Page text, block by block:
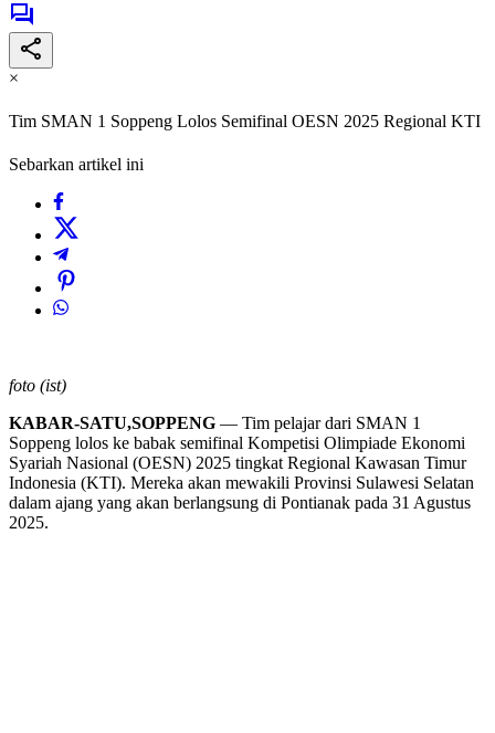
×
Tim SMAN 1 Soppeng Lolos Semifinal OESN 2025 Regional KTI
Sebarkan artikel ini
foto (ist)
KABAR-SATU,SOPPENG — Tim pelajar dari SMAN 1
Soppeng lolos ke babak semifinal Kompetisi Olimpiade Ekonomi
Syariah Nasional (OESN) 2025 tingkat Regional Kawasan Timur
Indonesia (KTI). Mereka akan mewakili Provinsi Sulawesi Selatan
dalam ajang yang akan berlangsung di Pontianak pada 31 Agustus
2025.